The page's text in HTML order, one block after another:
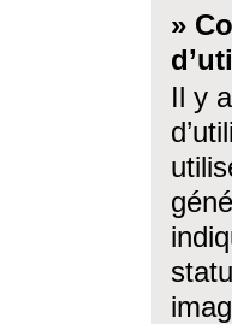
»
Il y